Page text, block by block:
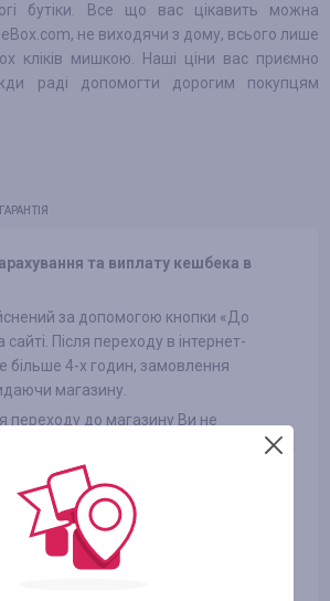
бутіки. Все що вас цікавить можна
не виходячи з дому, всього лише
кліків мишкою. Наші ціни вас приємно
раді допомогти дорогим покупцям
ГАРАНТІЯ
та виплату кешбека в
за допомогою кнопки «До
Після переходу в інтернет-
більше 4-х годин, замовлення
магазину.
переходу до магазину Ви не
оголошеннях в інших джерелах
інтернет-магазинів на сайт, а
сторонні промокоди
бере участь в кешбека (в деяких
є поділ на категорії, дивіться вкладку
)